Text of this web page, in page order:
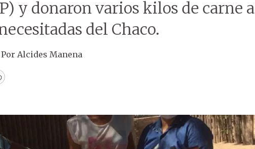
y donaron varios kilos de carne a
del Chaco.
Por Alcides Manena